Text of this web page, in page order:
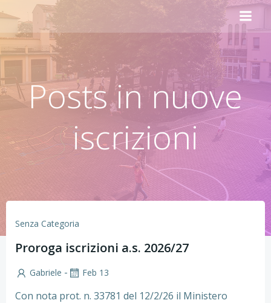
Vai
contenuto
Posts in nuove
iscrizioni
Senza Categoria
Proroga iscrizioni a.s. 2026/27
Gabriele - Feb 13
Con nota prot. n. 33781 del 12/2/26 il Ministero